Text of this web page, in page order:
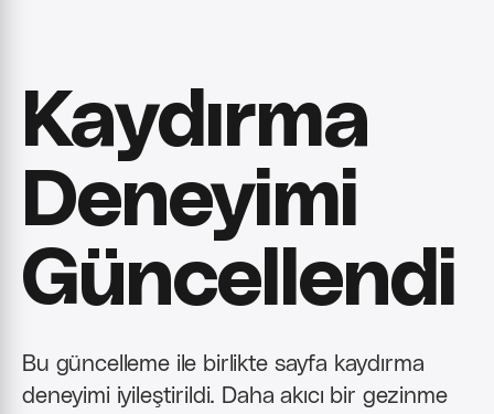
Kaydırma
Deneyimi
Güncellendi
Bu güncelleme ile birlikte sayfa kaydırma
deneyimi iyileştirildi. Daha akıcı bir gezinme